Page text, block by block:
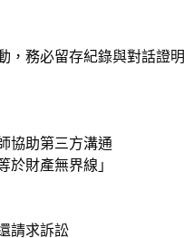
，務必留存紀錄與對話證明
協助第三方溝通
於財產無界線」
請求訴訟